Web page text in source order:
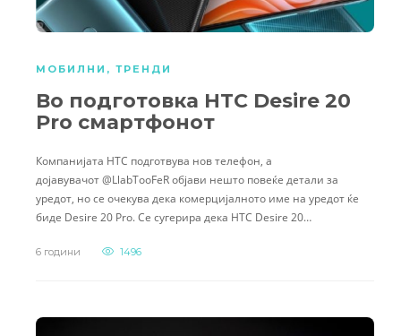
МОБИЛНИ , ТРЕНДИ
Во подготовка HTC Desire 20
Pro смартфонот
Компанијата HTC подготвува нов телефон, а
дојавувачот @LlabTooFeR објави нешто повеќе детали за
уредот, но се очекува дека комерцијалното име на уредот ќе
биде Desire 20 Pro. Се сугерира дека HTC Desire 20…
6 години 1496